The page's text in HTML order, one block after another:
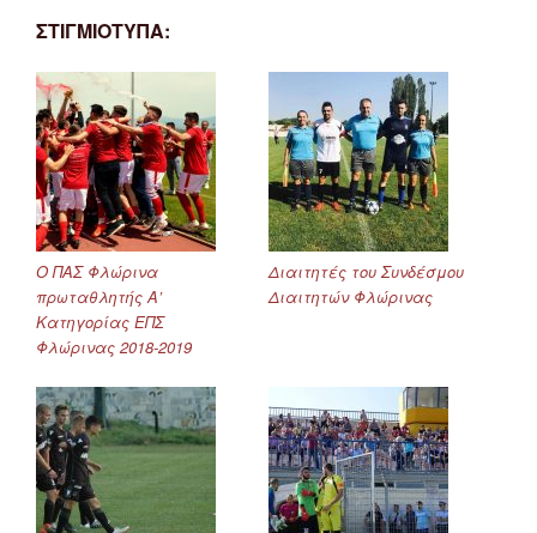
ΣΤΙΓΜΙΟΤΥΠΑ:
Ο ΠΑΣ Φλώρινα
πρωταθλητής Α’
Κατηγορίας ΕΠΣ
Φλώρινας 2018-2019
Διαιτητές του Συνδέσμου
Διαιτητών Φλώρινας